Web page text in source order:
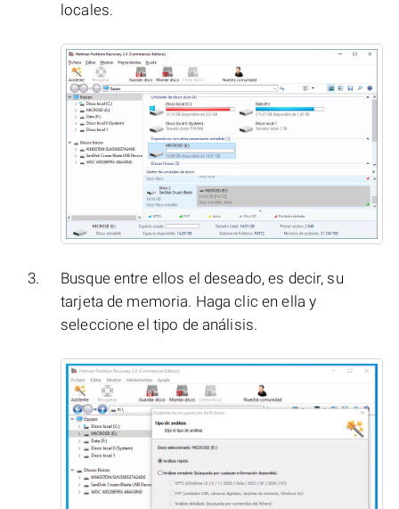
locales.
Busque entre ellos el deseado, es decir, su
tarjeta de memoria. Haga clic en ella y
seleccione el tipo de análisis.